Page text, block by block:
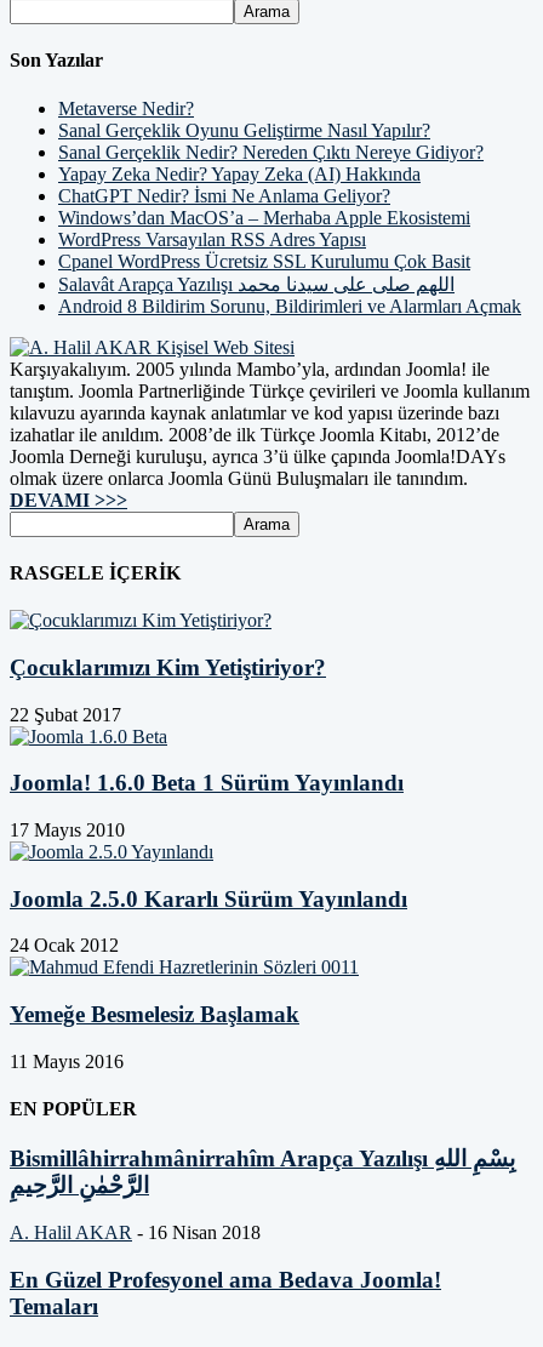
Son Yazılar
Metaverse Nedir?
Sanal Gerçeklik Oyunu Geliştirme Nasıl Yapılır?
Sanal Gerçeklik Nedir? Nereden Çıktı Nereye Gidiyor?
Yapay Zeka Nedir? Yapay Zeka (AI) Hakkında
ChatGPT Nedir? İsmi Ne Anlama Geliyor?
Windows’dan MacOS’a – Merhaba Apple Ekosistemi
WordPress Varsayılan RSS Adres Yapısı
Cpanel WordPress Ücretsiz SSL Kurulumu Çok Basit
Salavât Arapça Yazılışı اللهم صلى على سيدنا محمد
Android 8 Bildirim Sorunu, Bildirimleri ve Alarmları Açmak
Karşıyakalıyım. 2005 yılında Mambo’yla, ardından Joomla! ile
tanıştım. Joomla Partnerliğinde Türkçe çevirileri ve Joomla kullanım
kılavuzu ayarında kaynak anlatımlar ve kod yapısı üzerinde bazı
izahatlar ile anıldım. 2008’de ilk Türkçe Joomla Kitabı, 2012’de
Joomla Derneği kuruluşu, ayrıca 3’ü ülke çapında Joomla!DAYs
olmak üzere onlarca Joomla Günü Buluşmaları ile tanındım.
DEVAMI >>>
RASGELE İÇERİK
Çocuklarımızı Kim Yetiştiriyor?
22 Şubat 2017
Joomla! 1.6.0 Beta 1 Sürüm Yayınlandı
17 Mayıs 2010
Joomla 2.5.0 Kararlı Sürüm Yayınlandı
24 Ocak 2012
Yemeğe Besmelesiz Başlamak
11 Mayıs 2016
EN POPÜLER
Bismillâhirrahmânirrahîm Arapça Yazılışı بِسْمِ اللهِ
الرَّحْمٰنِ الرَّحِيمِ
A. Halil AKAR - 16 Nisan 2018
En Güzel Profesyonel ama Bedava Joomla!
Temaları